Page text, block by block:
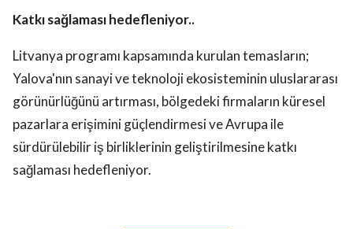
Katkı sağlaması hedefleniyor..
Litvanya programı kapsamında kurulan temasların;
Yalova'nın sanayi ve teknoloji ekosisteminin uluslararası
görünürlüğünü artırması, bölgedeki firmaların küresel
pazarlara erişimini güçlendirmesi ve Avrupa ile
sürdürülebilir iş birliklerinin geliştirilmesine katkı
sağlaması hedefleniyor.